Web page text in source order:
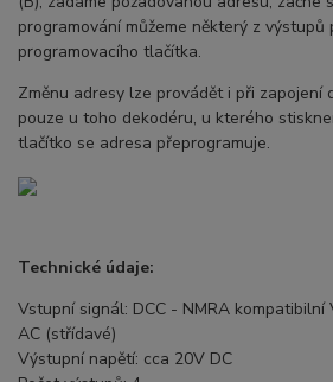
programování můžeme některý z výstupů
programovacího tlačítka.
Změnu adresy lze provádět i při zapojení
pouze u toho dekodéru, u kterého
tlačítko se adresa přeprogramuje.
Technické údaje:
Vstupní signál: DCC - NMRA
AC (střídavé)
Výstupní napětí: cca 20V DC